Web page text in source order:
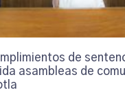
de
asambleas de